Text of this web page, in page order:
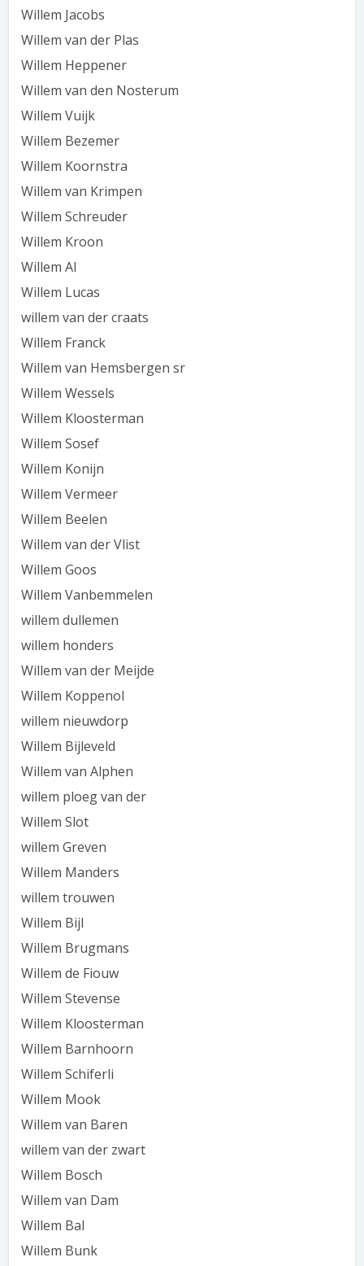
Willem Jacobs
Willem van der Plas
Willem Heppener
Willem van den Nosterum
Willem Vuijk
Willem Bezemer
Willem Koornstra
Willem van Krimpen
Willem Schreuder
Willem Kroon
Willem Al
Willem Lucas
willem van der craats
Willem Franck
Willem van Hemsbergen sr
Willem Wessels
Willem Kloosterman
Willem Sosef
Willem Konijn
Willem Vermeer
Willem Beelen
Willem van der Vlist
Willem Goos
Willem Vanbemmelen
willem dullemen
willem honders
Willem van der Meijde
Willem Koppenol
willem nieuwdorp
Willem Bijleveld
Willem van Alphen
willem ploeg van der
Willem Slot
willem Greven
Willem Manders
willem trouwen
Willem Bijl
Willem Brugmans
Willem de Fiouw
Willem Stevense
Willem Kloosterman
Willem Barnhoorn
Willem Schiferli
Willem Mook
Willem van Baren
willem van der zwart
Willem Bosch
Willem van Dam
Willem Bal
Willem Bunk